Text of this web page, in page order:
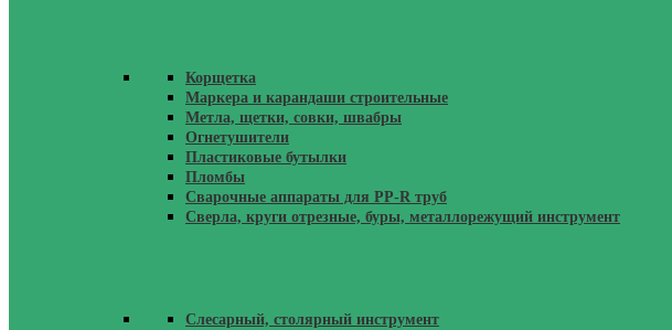
Корщетка
Маркера и карандаши строительные
Метла, щетки, совки, швабры
Огнетушители
Пластиковые бутылки
Пломбы
Сварочные аппараты для PP-R труб
Сверла, круги отрезные, буры, металлорежущий инструмент
Слесарный, столярный инструмент